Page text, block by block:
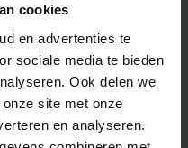
cookies
en advertenties te
sociale media te bieden
Ook delen we
site met onze
en analyseren.